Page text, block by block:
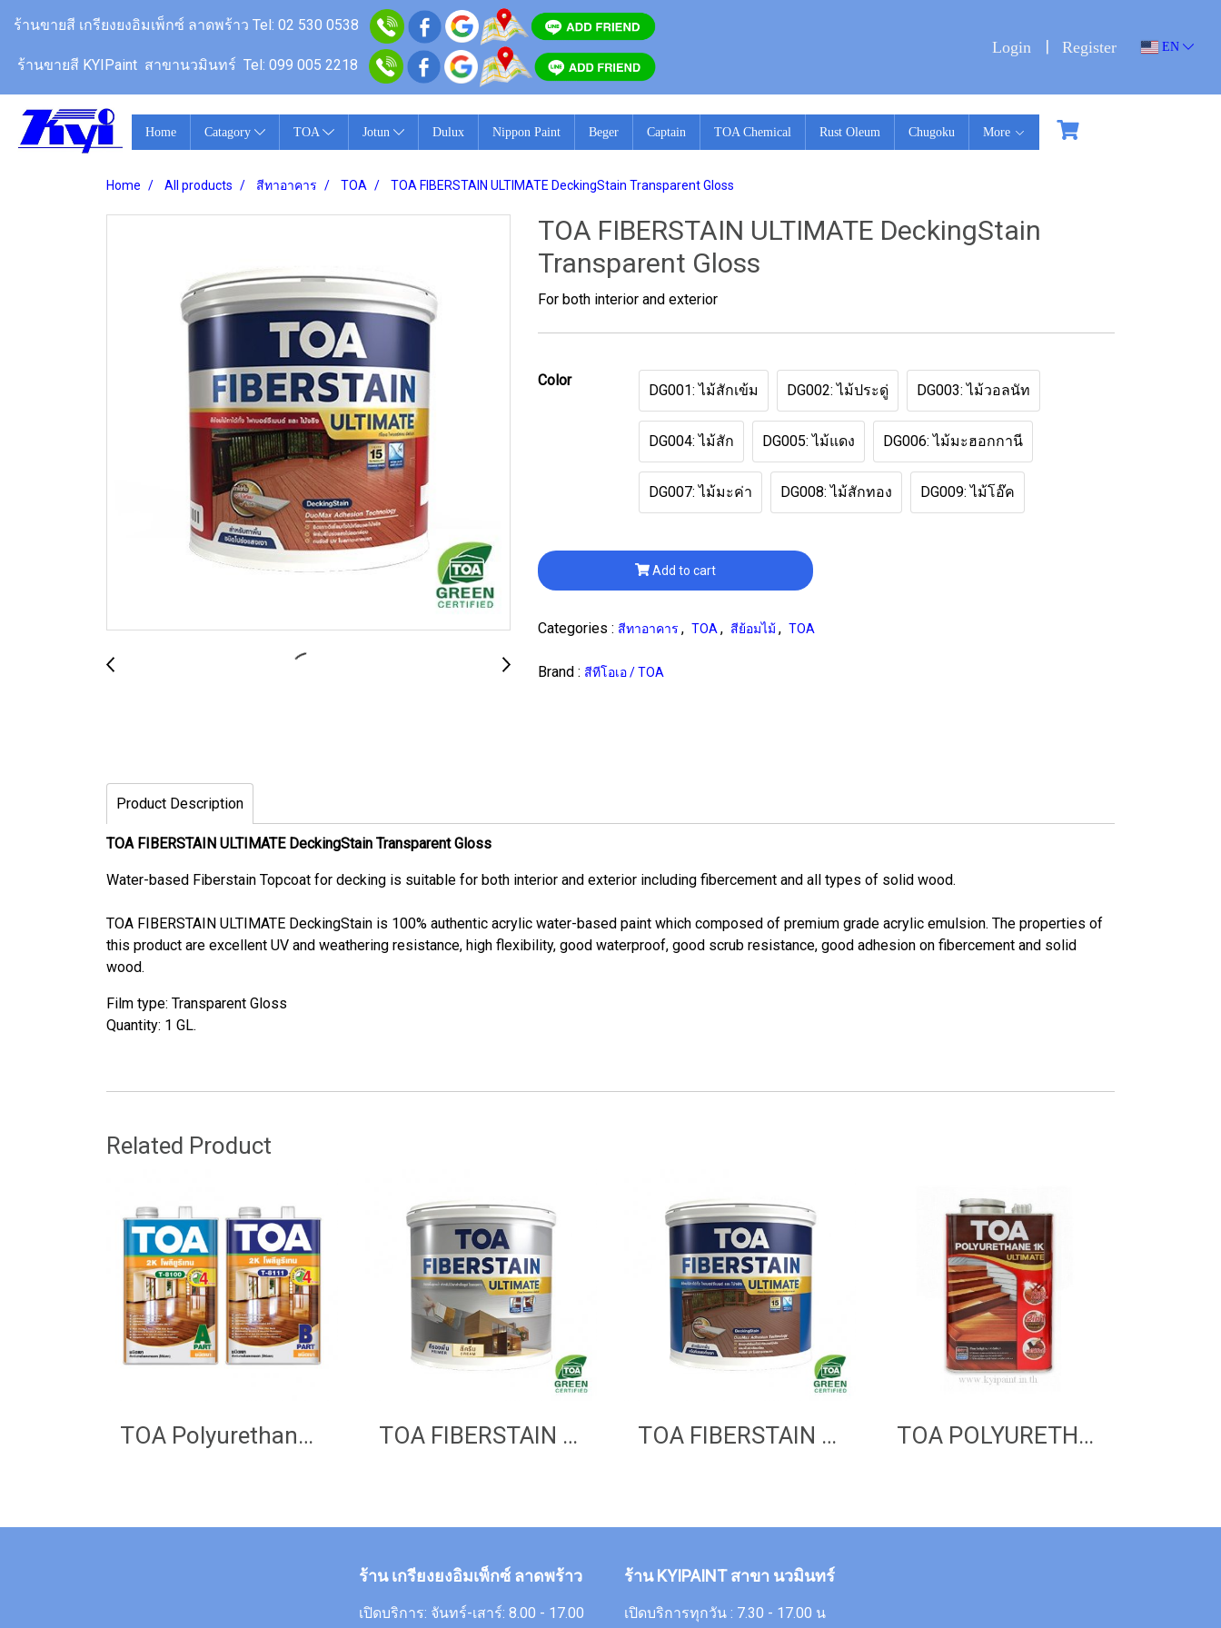
ร้านขายสี เกรียงยงอิมเพ็กซ์ ลาดพร้าว Tel: 02 530 0538
ร้านขายสี KYIPaint สาขานวมินทร์ Tel: 099 005 2218
Login Register EN
Home Catagory TOA Jotun Dulux Nippon Paint Beger Captain TOA Chemical Rust Oleum Chugoku More
Home All products สีทาอาคาร TOA TOA FIBERSTAIN ULTIMATE DeckingStain Transparent Gloss
TOA FIBERSTAIN ULTIMATE DeckingStain
Transparent Gloss
For both interior and exterior
Color
DG001: ไม้สักเข้ม DG002: ไม้ประดู่ DG003: ไม้วอลนัท
DG004: ไม้สัก DG005: ไม้แดง DG006: ไม้มะฮอกกานี
DG007: ไม้มะค่า DG008: ไม้สักทอง DG009: ไม้โอ๊ค
Add to cart
Categories : สีทาอาคาร , TOA , สีย้อมไม้ , TOA
Brand : สีทีโอเอ / TOA
Product Description
TOA FIBERSTAIN ULTIMATE DeckingStain Transparent Gloss
Water-based Fiberstain Topcoat for decking is suitable for both interior and exterior including fibercement and all types of solid wood.
TOA FIBERSTAIN ULTIMATE DeckingStain is 100% authentic acrylic water-based paint which composed of premium grade acrylic emulsion. The properties of
this product are excellent UV and weathering resistance, high flexibility, good waterproof, good scrub resistance, good adhesion on fibercement and solid
wood.
Film type: Transparent Gloss​
Quantity: 1 GL.​
Related Product
TOA Polyurethane Gloss 2K TOA FIBERSTAIN ULTIMATE Primer TOA FIBERSTAIN ULTIMATE DeckingStain Opaque Semi-Gloss TOA POLYURETHANE 1K ULTIMATE
ร้าน เกรียงยงอิมเพ็กซ์ ลาดพร้าว
เปิดบริการ: จันทร์-เสาร์: 8.00 - 17.00
ร้าน KYIPAINT สาขา นวมินทร์
เปิดบริการทุกวัน : 7.30 - 17.00 น